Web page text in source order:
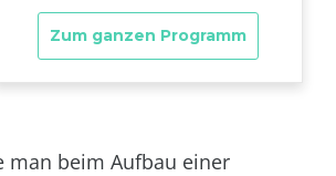
man beim Aufbau einer